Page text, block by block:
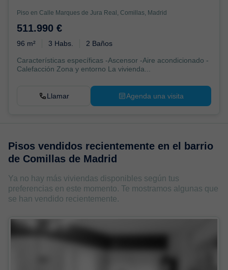
Piso en Calle Marques de Jura Real, Comillas, Madrid
511.990 €
96 m² 3 Habs. 2 Baños
Características específicas -Ascensor -Aire acondicionado -
Calefacción Zona y entorno La vivienda...
Llamar Agenda una visita
Pisos vendidos recientemente en el barrio
de Comillas de Madrid
Ya no hay más viviendas disponibles según tus
preferencias en este momento. Te mostramos algunas que
se han vendido recientemente.